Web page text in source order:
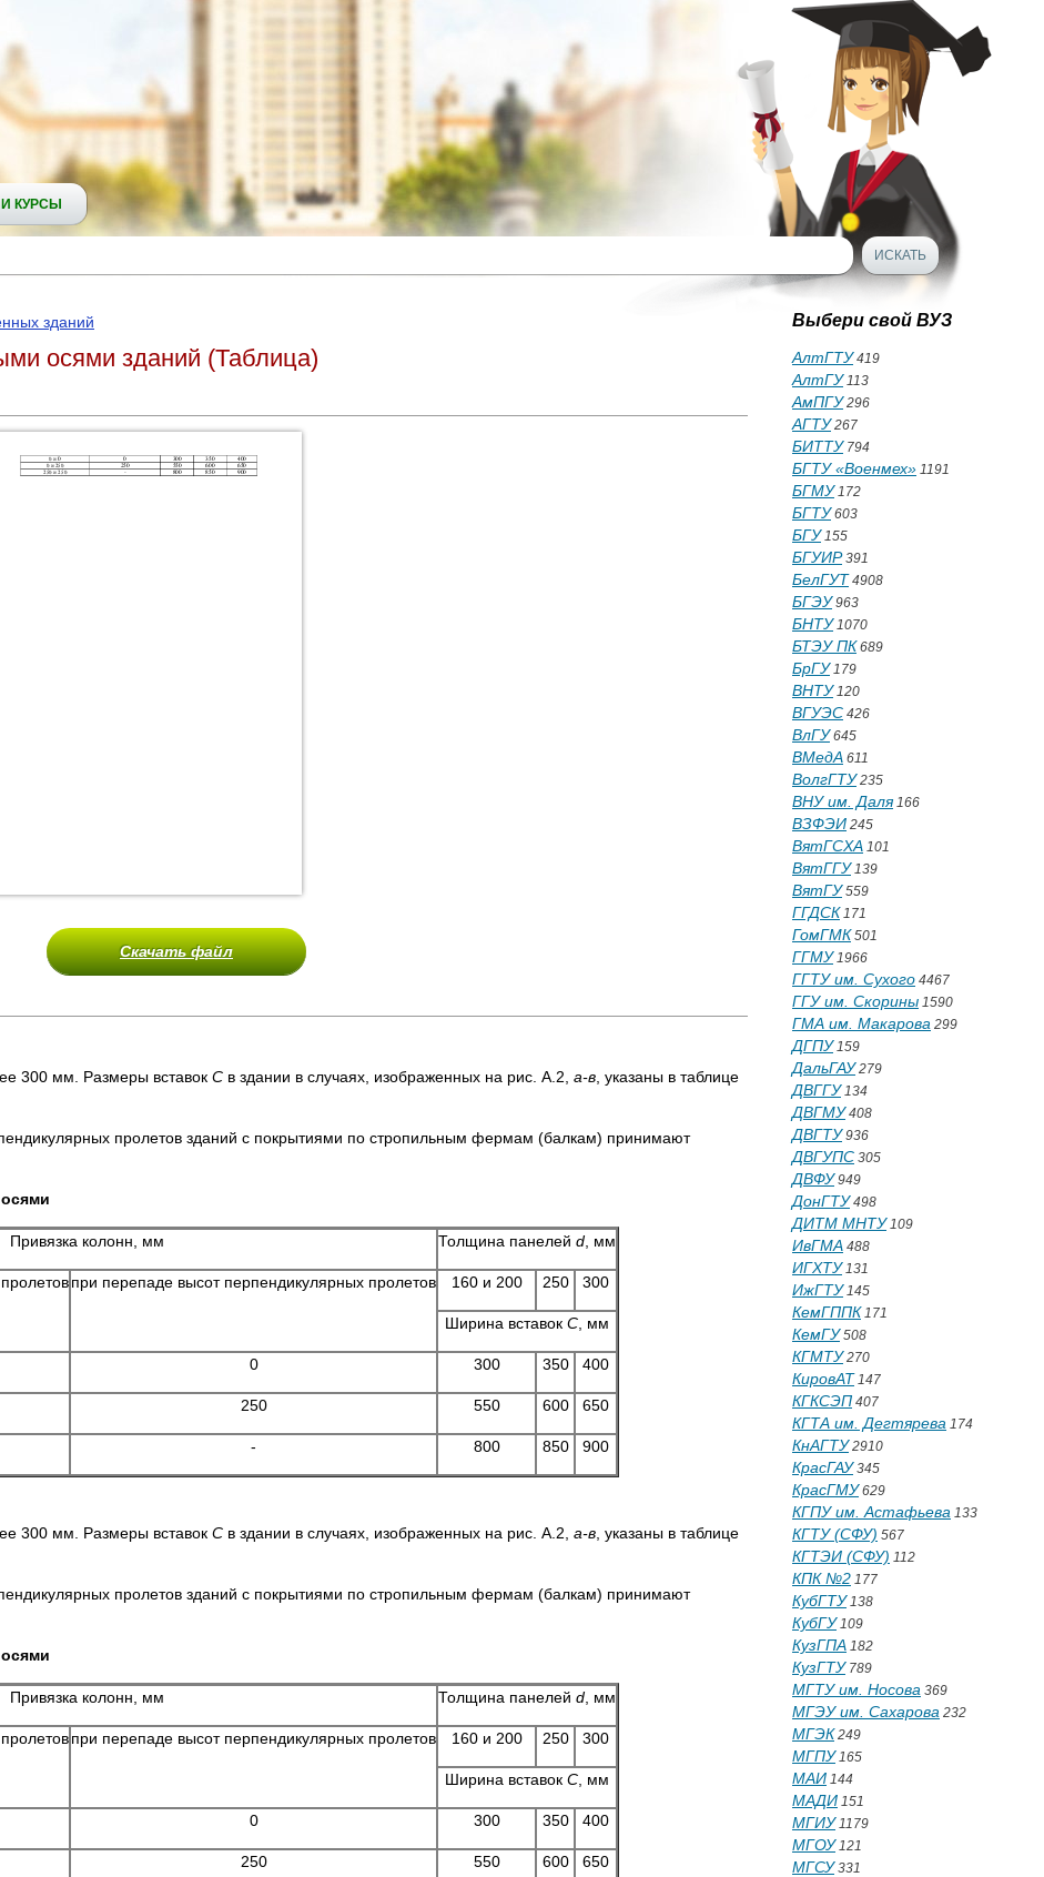
КУРСЫ
зданий
осями зданий (Таблица)
Скачать файл
300 мм. Размеры вставок С в здании в случаях, изображенных на рис. А.2, а-в , указаны в таблице
пролетов зданий с покрытиями по стропильным фермам (балкам) принимают
Привязка колонн, мм Толщина панелей d , мм
при перепаде высот перпендикулярных пролетов 160 и 200 250 300
Ширина вставок С , мм
0 300 350 400
250 550 600 650
- 800 850 900
300 мм. Размеры вставок С в здании в случаях, изображенных на рис. А.2, а-в , указаны в таблице
пролетов зданий с покрытиями по стропильным фермам (балкам) принимают
Привязка колонн, мм Толщина панелей d , мм
при перепаде высот перпендикулярных пролетов 160 и 200 250 300
Ширина вставок С , мм
0 300 350 400
250 550 600 650
Выбери свой ВУЗ
АлтГТУ419
АлтГУ113
АмПГУ296
АГТУ267
БИТТУ794
БГТУ «Военмех» 1191
БГМУ172
БГТУ603
БГУ155
БГУИР391
БелГУТ 4908
БГЭУ963
БНТУ1070
БТЭУ ПК 689
БрГУ179
ВНТУ120
ВГУЭС 426
ВлГУ645
ВМедА 611
ВолгГТУ235
ВНУ им. Даля166
ВЗФЭИ 245
ВятГСХА 101
ВятГГУ139
ВятГУ559
ГГДСК 171
ГомГМК 501
ГГМУ1966
ГГТУ им. Сухого 4467
ГГУ им. Скорины 1590
ГМА им. Макарова 299
ДГПУ159
ДальГАУ279
ДВГГУ134
ДВГМУ408
ДВГТУ936
ДВГУПС 305
ДВФУ949
ДонГТУ498
ДИТМ МНТУ109
ИвГМА 488
ИГХТУ131
ИжГТУ145
КемГППК 171
КемГУ508
КГМТУ270
КировАТ 147
КГКСЭП 407
КГТА им. Дегтярева 174
КнАГТУ2910
КрасГАУ345
КрасГМУ629
КГПУ им. Астафьева 133
КГТУ (СФУ) 567
КГТЭИ (СФУ) 112
КПК №2 177
КубГТУ138
КубГУ109
КузГПА 182
КузГТУ789
МГТУ им. Носова 369
МГЭУ им. Сахарова 232
МГЭК 249
МГПУ165
МАИ 144
МАДИ 151
МГИУ1179
МГОУ121
МГСУ331